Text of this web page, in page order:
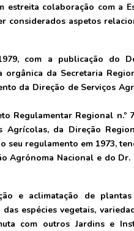
estreita colaboração com a
considerados aspetos
com a publicação do
orgânica da Secretaria
da Direção de Serviços
Regulamentar Regional n.º
Agrícolas, da Direção
seu regulamento em 1973,
Agrónoma Nacional e do Dr.
e aclimatação de plantas
espécies vegetais,
com outros Jardins e